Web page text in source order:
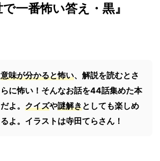
一番怖い答え・黒』
意味が分かると怖い、解説を読むとさ
らに怖い！そんなお話を44話集めた本
だよ。 クイズや謎解きとしても楽しめ
るよ。イラストは寺田てらさん！